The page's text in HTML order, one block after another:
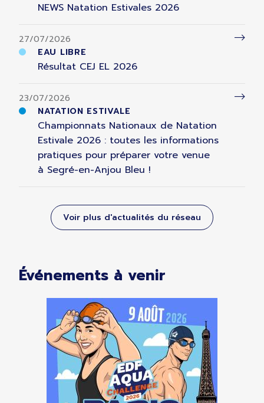
NEWS Natation Estivales 2026
27/07/2026
EAU LIBRE
Résultat CEJ EL 2026
23/07/2026
NATATION ESTIVALE
Championnats Nationaux de Natation
Estivale 2026 : toutes les informations
pratiques pour préparer votre venue
à Segré-en-Anjou Bleu !
Voir plus d'actualités du réseau
Événements à venir